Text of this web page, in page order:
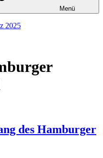
Menü
2025
des Hamburger